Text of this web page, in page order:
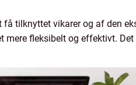
tilknyttet vikarer og af den
fleksibelt og effektivt.